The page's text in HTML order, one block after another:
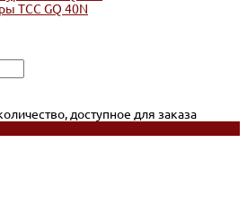
ТСС GQ 40N
доступное для заказа